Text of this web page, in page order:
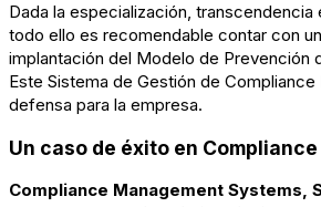
Dada la especialización,
todo ello es recomendable contar con
implantación del Modelo de Prevención
Este Sistema de Gestión de
defensa para la empresa.
Un caso de éxito en Compliance
Compliance Management Systems,